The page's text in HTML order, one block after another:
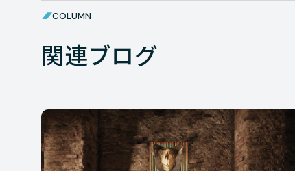
COLUMN
関連ブログ